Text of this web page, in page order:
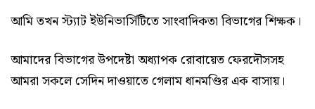
আমি তখন স্ট্যাট ইউনিভার্সিটিতে সাংবাদিকতা বিভাগের শিক্ষক।
আমাদের বিভাগের উপদেষ্টা অধ্যাপক রোবায়েত ফেরদৌসসহ
আমরা সকলে সেদিন দাওয়াতে গেলাম ধানমণ্ডির এক বাসায়।